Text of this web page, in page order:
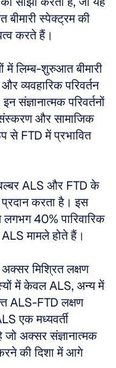
बीमारी स्पेक्ट्रम की
करते हैं।
लिम्ब-शुरुआत बीमारी
व्यवहारिक परिवर्तन
संज्ञानात्मक परिवर्तनों
और सामाजिक
से FTD में प्रभावित
ALS और FTD के
बीच सबसे मजबूत आनुवंशिक संबंध प्रदान करता है। इस
40% पारिवारिक
मामले होते हैं।
अक्सर मिश्रित लक्षण
में केवल ALS, अन्य में
ALS-FTD लक्षण
एक मध्यवर्ती
जो अक्सर संज्ञानात्मक
की दिशा में आगे